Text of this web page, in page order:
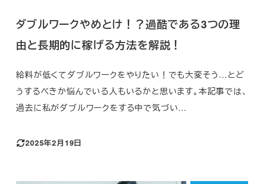
ダブルワークやめとけ！？過酷である3つの理
由と長期的に稼げる方法を解説！
給料が低くてダブルワークをやりたい！でも大変そう…とど
うするべきか悩んでいる人もいるかと思います。本記事では、
過去に私がダブルワークをする中で気づい…
2025年2月19日